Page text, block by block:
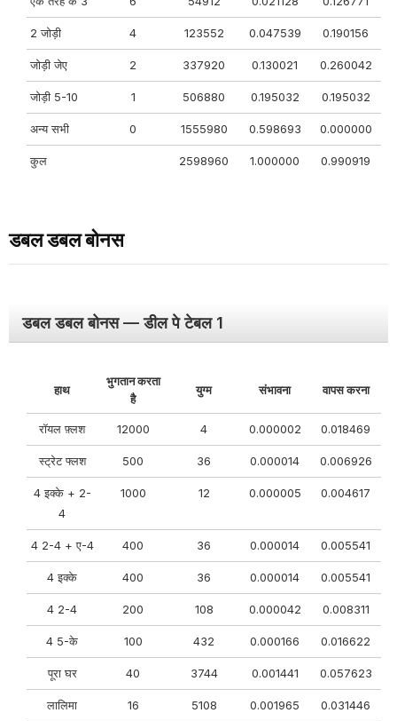
2 जोड़ी 4 123552 0.047539 0.190156
जोड़ी जेए 2 337920 0.130021 0.260042
जोड़ी 5-10 1 506880 0.195032 0.195032
अन्य सभी 0 1555980 0.598693 0.000000
कुल 2598960 1.000000 0.990919
डबल डबल बोनस
डबल डबल बोनस — डील पे टेबल 1
हाथ
भुगतान करता
है
युग्म संभावना वापस करना
रॉयल फ़्लश 12000 4 0.000002 0.018469
स्ट्रेट फ्लश 500 36 0.000014 0.006926
4 इक्के + 2-
4
1000 12 0.000005 0.004617
4 2-4 + ए-4 400 36 0.000014 0.005541
4 इक्के 400 36 0.000014 0.005541
4 2-4 200 108 0.000042 0.008311
4 5-के 100 432 0.000166 0.016622
पूरा घर 40 3744 0.001441 0.057623
लालिमा 16 5108 0.001965 0.031446